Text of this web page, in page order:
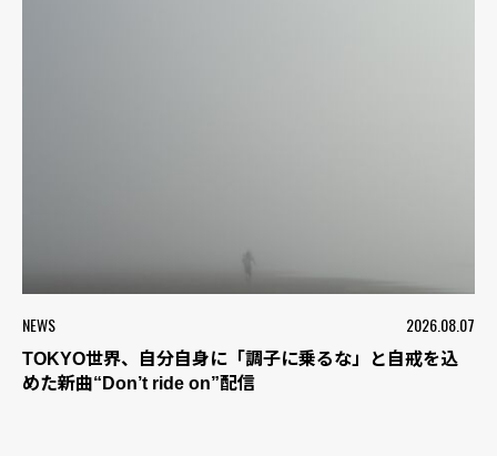
NEWS 2026.08.07
TOKYO世界、自分自身に「調子に乗るな」と自戒を込
めた新曲“Don’t ride on”配信